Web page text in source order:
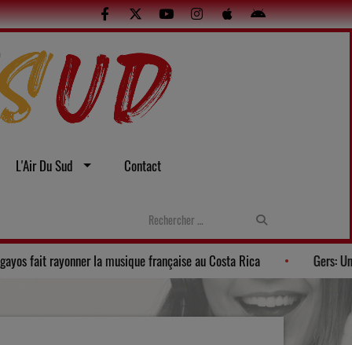
L'Air Du Sud Contact
La Banda Los Pagayos fait rayonner la musique française au